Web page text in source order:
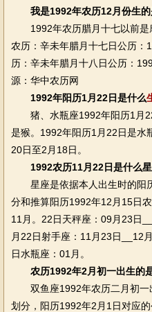
我是1992年农历12月份生
1992年农历腊月十七以前是
农历：辛未年腊月十七日公历：
历：辛未年腊月十八日公历：
源：华中农历网
1992年阳历1月22日是什么
猪、水瓶座1992年阳历1月
是猴。1992年阳历1月22日是水
20日至2月18日。
1992农历11月22日是什么
星座是依据本人出生时的阳
分和推算阳历1992年12月15日
11月。22日天秤座：09月23日
月22日射手座：11月23日__12
日水瓶座：01月。
农历1992年2月初一出生的
双鱼座1992年农历二月初一
划分，阳历1992年2月1日对应